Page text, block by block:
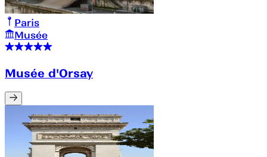
Paris
Musée
Musée d'Orsay